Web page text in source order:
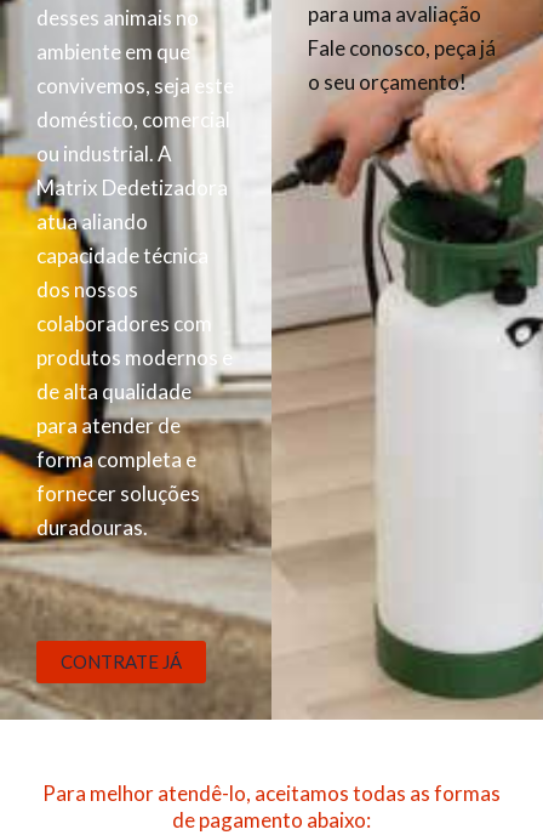
desses animais no
ambiente em que
convivemos, seja este
doméstico, comercial
ou industrial. A
Matrix Dedetizadora
atua aliando
capacidade técnica
dos nossos
colaboradores com
produtos modernos e
de alta qualidade
para atender de
forma completa e
fornecer soluções
duradouras.
CONTRATE JÁ
para uma avaliação
Fale conosco, peça já
o seu orçamento!
Para melhor atendê-lo, aceitamos todas as formas
de pagamento abaixo: